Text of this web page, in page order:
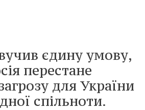
єдину умову,
перестане
для України
спільноти.